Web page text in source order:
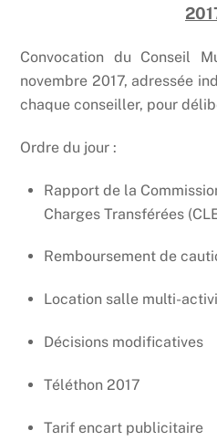
Convocation du Conseil
novembre 2017, adressée
chaque conseiller, pour
Ordre du jour :
Rapport de la
Charges Transférées
Remboursement de
Location salle multi-
Décisions modificatives
Téléthon 2017
Tarif encart publicitaire